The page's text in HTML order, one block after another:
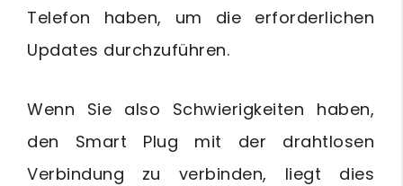
Telefon haben, um die erforderlichen
Updates durchzuführen.
Wenn Sie also Schwierigkeiten haben,
den Smart Plug mit der drahtlosen
Verbindung zu verbinden, liegt dies